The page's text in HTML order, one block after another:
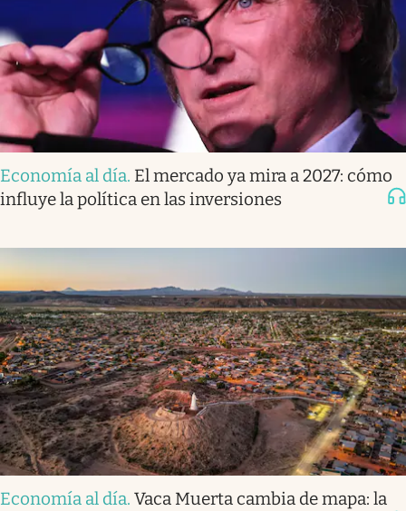
Economía al día. El mercado ya mira a 2027: cómo
influye la política en las inversiones
Economía al día. Vaca Muerta cambia de mapa: la